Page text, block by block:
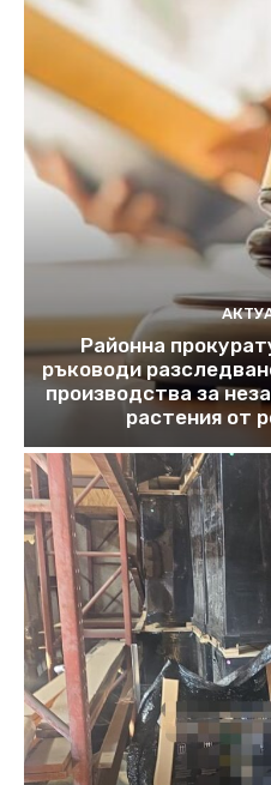
Районна
ръководи
производства за
растения от